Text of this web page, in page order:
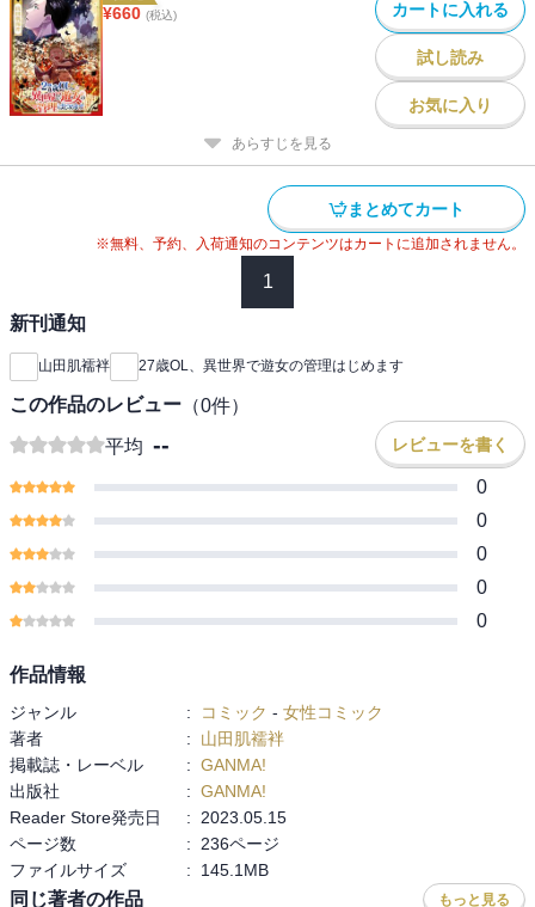
¥660 (税込) カートに入れる
試し読み
お気に入り
あらすじを見る
まとめてカート
※無料、予約、入荷通知のコンテンツはカートに追加されません。
1
新刊通知
山田肌襦袢 27歳OL、異世界で遊女の管理はじめます
この作品のレビュー （0件）
平均 -- レビューを書く
0
0
0
0
0
作品情報
ジャンル : コミック - 女性コミック
著者
:
山田肌襦袢
掲載誌・レーベル
: GANMA!
出版社
: GANMA!
Reader Store発売日
:
2023.05.15
ページ数
:
236ページ
ファイルサイズ
: 145.1MB
同じ著者の作品 もっと見る